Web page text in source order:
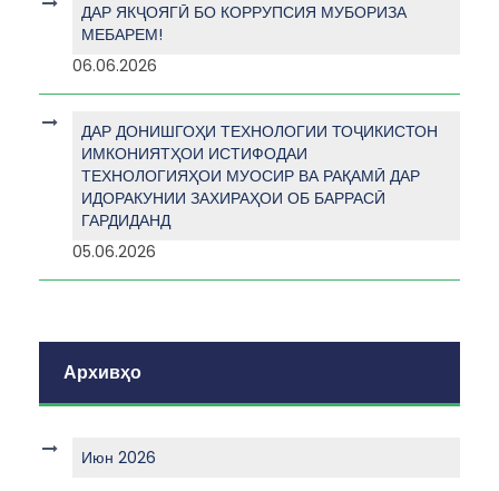
ДАР ЯКҶОЯГӢ БО КОРРУПСИЯ МУБОРИЗА
МЕБАРЕМ!
06.06.2026
ДАР ДОНИШГОҲИ ТЕХНОЛОГИИ ТОҶИКИСТОН
ИМКОНИЯТҲОИ ИСТИФОДАИ
ТЕХНОЛОГИЯҲОИ МУОСИР ВА РАҚАМӢ ДАР
ИДОРАКУНИИ ЗАХИРАҲОИ ОБ БАРРАСӢ
ГАРДИДАНД
05.06.2026
Архивҳо
Июн 2026